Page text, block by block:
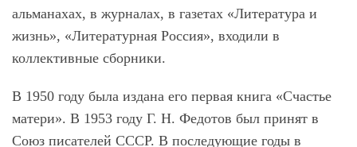
альманахах, в журналах, в газетах «Литература и
жизнь», «Литературная Россия», входили в
коллективные сборники.
В 1950 году была издана его первая книга «Счастье
матери». В 1953 году Г. Н. Федотов был принят в
Союз писателей СССР. В последующие годы в